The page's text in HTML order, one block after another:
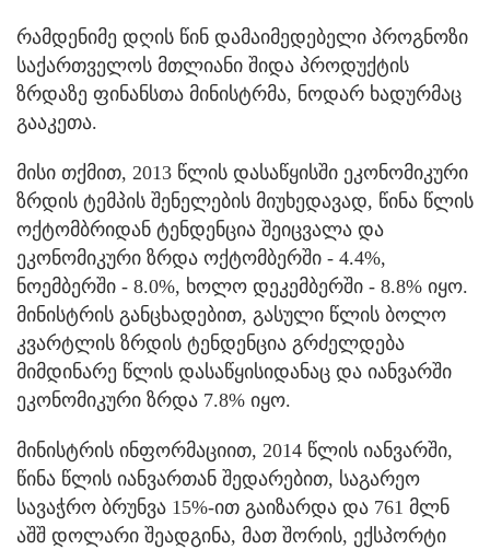
რამდენიმე დღის წინ დამაიმედებელი პროგნოზი
საქართველოს მთლიანი შიდა პროდუქტის
ზრდაზე ფინანსთა მინისტრმა, ნოდარ ხადურმაც
გააკეთა.
მისი თქმით, 2013 წლის დასაწყისში ეკონომიკური
ზრდის ტემპის შენელების მიუხედავად, წინა წლის
ოქტომბრიდან ტენდენცია შეიცვალა და
ეკონომიკური ზრდა ოქტომბერში - 4.4%,
ნოემბერში - 8.0%, ხოლო დეკემბერში - 8.8% იყო.
მინისტრის განცხადებით, გასული წლის ბოლო
კვარტლის ზრდის ტენდენცია გრძელდება
მიმდინარე წლის დასაწყისიდანაც და იანვარში
ეკონომიკური ზრდა 7.8% იყო.
მინისტრის ინფორმაციით, 2014 წლის იანვარში,
წინა წლის იანვართან შედარებით, საგარეო
სავაჭრო ბრუნვა 15%-ით გაიზარდა და 761 მლნ
აშშ დოლარი შეადგინა, მათ შორის, ექსპორტი